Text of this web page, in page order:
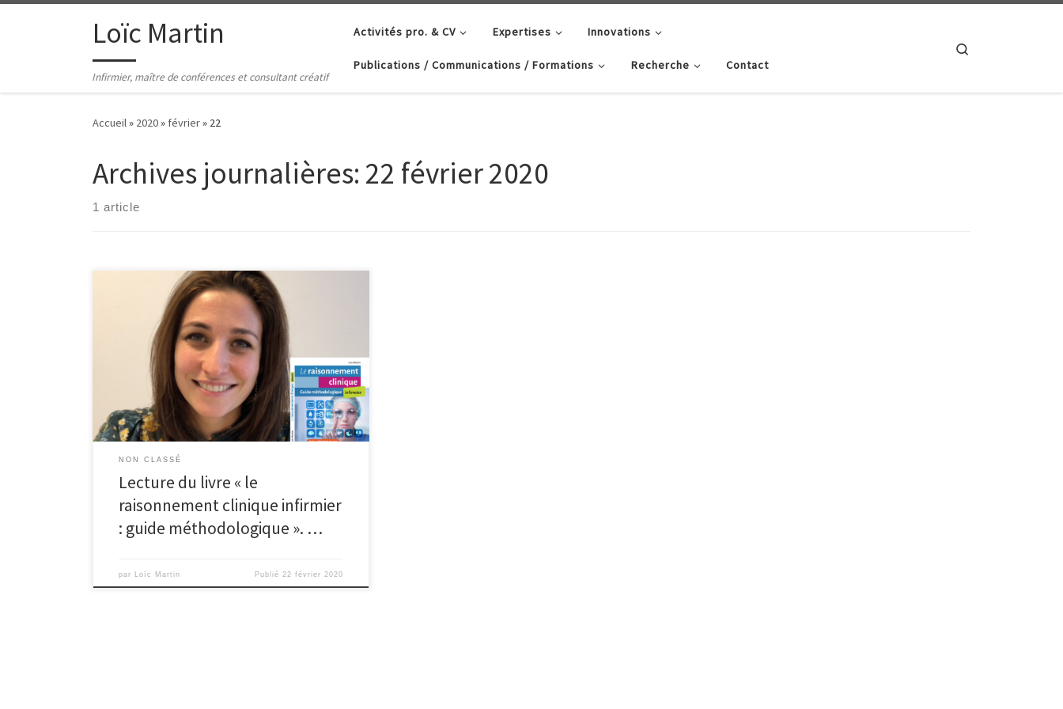
Passer au contenuLoïc Martin
Infirmier, maître de conférences et consultant créatif
Activités pro. & CV Expertises Innovations
Publications / Communications / Formations Recherche Contact
Accueil» 2020» février» 22
Archives journalières: 22 février 2020
1 article
Carla est faisant fonction de cadre de santé aux
urgences du CHU de Rouen Normandie, Elle a lu avec
attention le livre « le raisonnement clinique infirmier :
guide méthodologique ». Force de proposition pour
travailler à l’encadrement des étudiants et notamment
au développement d’un haut raisonnement clinique,
Carla recommande chaudement cet […]
NON CLASSÉ
Lecture du livre « le
raisonnement clinique infirmier
: guide méthodologique ». …
par Loïc Martin Publié 22 février 2020